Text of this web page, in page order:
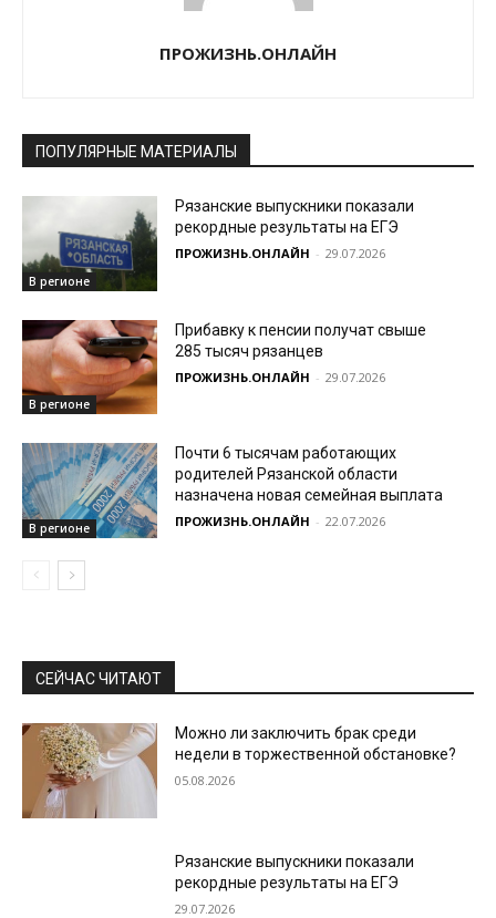
ПРОЖИЗНЬ.ОНЛАЙН
ПОПУЛЯРНЫЕ МАТЕРИАЛЫ
В регионе
Рязанские выпускники показали
рекордные результаты на ЕГЭ
ПРОЖИЗНЬ.ОНЛАЙН - 29.07.2026
В регионе
Прибавку к пенсии получат свыше
285 тысяч рязанцев
ПРОЖИЗНЬ.ОНЛАЙН - 29.07.2026
В регионе
Почти 6 тысячам работающих
родителей Рязанской области
назначена новая семейная выплата
ПРОЖИЗНЬ.ОНЛАЙН - 22.07.2026
СЕЙЧАС ЧИТАЮТ
Можно ли заключить брак среди
недели в торжественной обстановке?
05.08.2026
Рязанские выпускники показали
рекордные результаты на ЕГЭ
29.07.2026